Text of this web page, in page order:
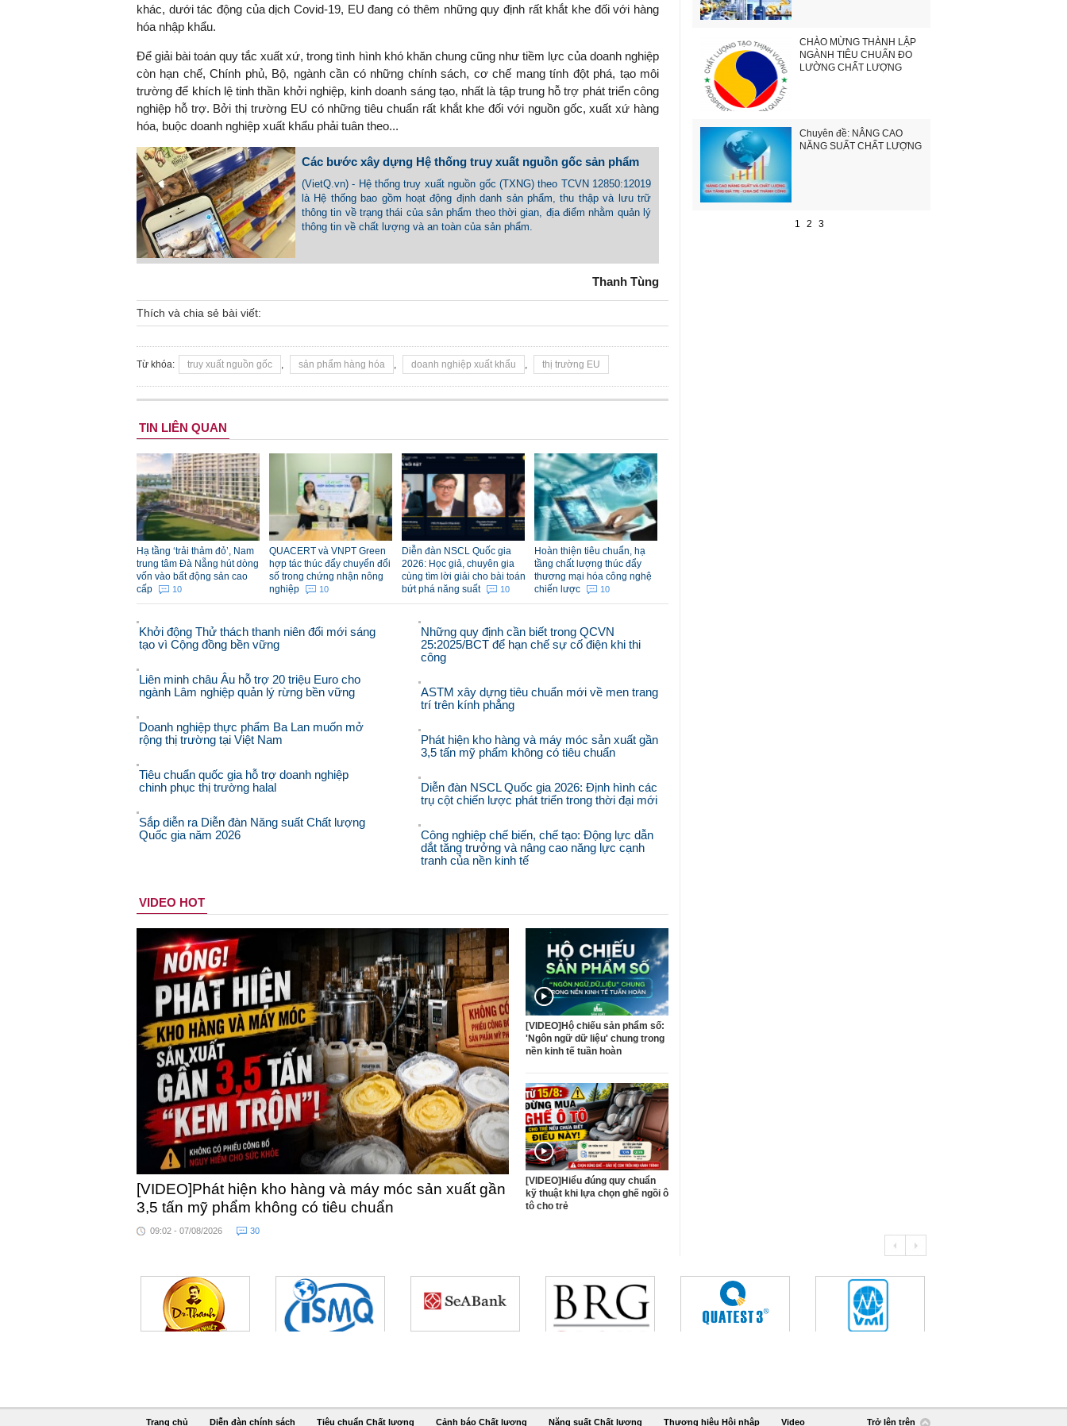
khác, dưới tác động của dịch Covid-19, EU đang có thêm những quy định rất khắt khe đối với hàng
hóa nhập khẩu.
Để giải bài toán quy tắc xuất xứ, trong tình hình khó khăn chung cũng như tiềm lực của doanh nghiệp
còn hạn chế, Chính phủ, Bộ, ngành cần có những chính sách, cơ chế mang tính đột phá, tạo môi
trường để khích lệ tinh thần khởi nghiệp, kinh doanh sáng tạo, nhất là tập trung hỗ trợ phát triển công
nghiệp hỗ trợ. Bởi thị trường EU có những tiêu chuẩn rất khắt khe đối với nguồn gốc, xuất xứ hàng
hóa, buộc doanh nghiệp xuất khẩu phải tuân theo...
Các bước xây dựng Hệ thống truy xuất nguồn gốc sản phẩm
(VietQ.vn) - Hệ thống truy xuất nguồn gốc (TXNG) theo TCVN 12850:12019
là Hệ thống bao gồm hoạt động định danh sản phẩm, thu thập và lưu trữ
thông tin về trạng thái của sản phẩm theo thời gian, địa điểm nhằm quản lý
thông tin về chất lượng và an toàn của sản phẩm.
Thanh Tùng
Thích và chia sẻ bài viết:
Từ khóa: truy xuất nguồn gốc , sản phẩm hàng hóa , doanh nghiệp xuất khẩu , thị trường EU
TIN LIÊN QUAN
Hạ tầng ‘trải thảm đỏ’, Nam
trung tâm Đà Nẵng hút dòng
vốn vào bất động sản cao
cấp
10
QUACERT và VNPT Green
hợp tác thúc đẩy chuyển đổi
số trong chứng nhận nông
nghiệp
10
Diễn đàn NSCL Quốc gia
2026: Học giả, chuyên gia
cùng tìm lời giải cho bài toán
bứt phá năng suất
10
Hoàn thiện tiêu chuẩn, hạ
tầng chất lượng thúc đẩy
thương mại hóa công nghệ
chiến lược
10
Khởi động Thử thách thanh niên đổi mới sáng
tạo vì Cộng đồng bền vững
Liên minh châu Âu hỗ trợ 20 triệu Euro cho
ngành Lâm nghiệp quản lý rừng bền vững
Doanh nghiệp thực phẩm Ba Lan muốn mở
rộng thị trường tại Việt Nam
Tiêu chuẩn quốc gia hỗ trợ doanh nghiệp
chinh phục thị trường halal
Sắp diễn ra Diễn đàn Năng suất Chất lượng
Quốc gia năm 2026
Những quy định cần biết trong QCVN
25:2025/BCT để hạn chế sự cố điện khi thi
công
ASTM xây dựng tiêu chuẩn mới về men trang
trí trên kính phẳng
Phát hiện kho hàng và máy móc sản xuất gần
3,5 tấn mỹ phẩm không có tiêu chuẩn
Diễn đàn NSCL Quốc gia 2026: Định hình các
trụ cột chiến lược phát triển trong thời đại mới
Công nghiệp chế biến, chế tạo: Động lực dẫn
dắt tăng trưởng và nâng cao năng lực cạnh
tranh của nền kinh tế
VIDEO HOT
[VIDEO]Phát hiện kho hàng và máy móc sản xuất gần
3,5 tấn mỹ phẩm không có tiêu chuẩn
09:02 - 07/08/2026 30
[VIDEO]Hộ chiếu sản phẩm số:
'Ngôn ngữ dữ liệu' chung trong
nền kinh tế tuần hoàn
[VIDEO]Hiểu đúng quy chuẩn
kỹ thuật khi lựa chọn ghế ngồi ô
tô cho trẻ
CHÀO MỪNG THÀNH LẬP
NGÀNH TIÊU CHUẨN ĐO
LƯỜNG CHẤT LƯỢNG
Chuyên đề: NÂNG CAO
NĂNG SUẤT CHẤT LƯỢNG
1 2 3
Trang chủ Diễn đàn chính sách Tiêu chuẩn Chất lượng Cảnh báo Chất lượng Năng suất Chất lượng Thương hiệu Hội nhập Video Trở lên trên